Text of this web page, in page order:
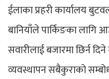
ईलाका प्रहरी कार्यालय
बानियाँले पार्किङका लागि
सवारीलाई बजारमा छिर्न
व्यवस्थापन सबैकुराको